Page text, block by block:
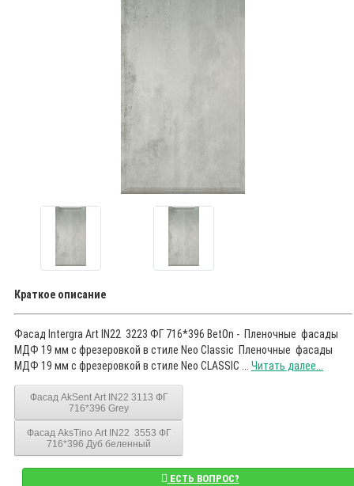
Краткое описание
Фасад Intergra Art IN22 3223 ФГ 716*396 BetOn - Пленочные фасады
МДФ 19 мм с фрезеровкой в стиле Neo Classic Пленочные фасады
МДФ 19 мм с фрезеровкой в стиле Neo CLASSIC ... Читать далее...
Фасад AkSent Art IN22 3113 ФГ
716*396 Grey
Фасад AksTino Art IN22 3553 ФГ
716*396 Дуб беленный
ЕСТЬ ВОПРОС?